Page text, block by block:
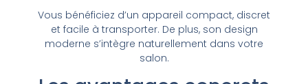
Vous bénéficiez d’un appareil compact, discret
et facile à transporter. De plus, son design
moderne s’intègre naturellement dans votre
salon.